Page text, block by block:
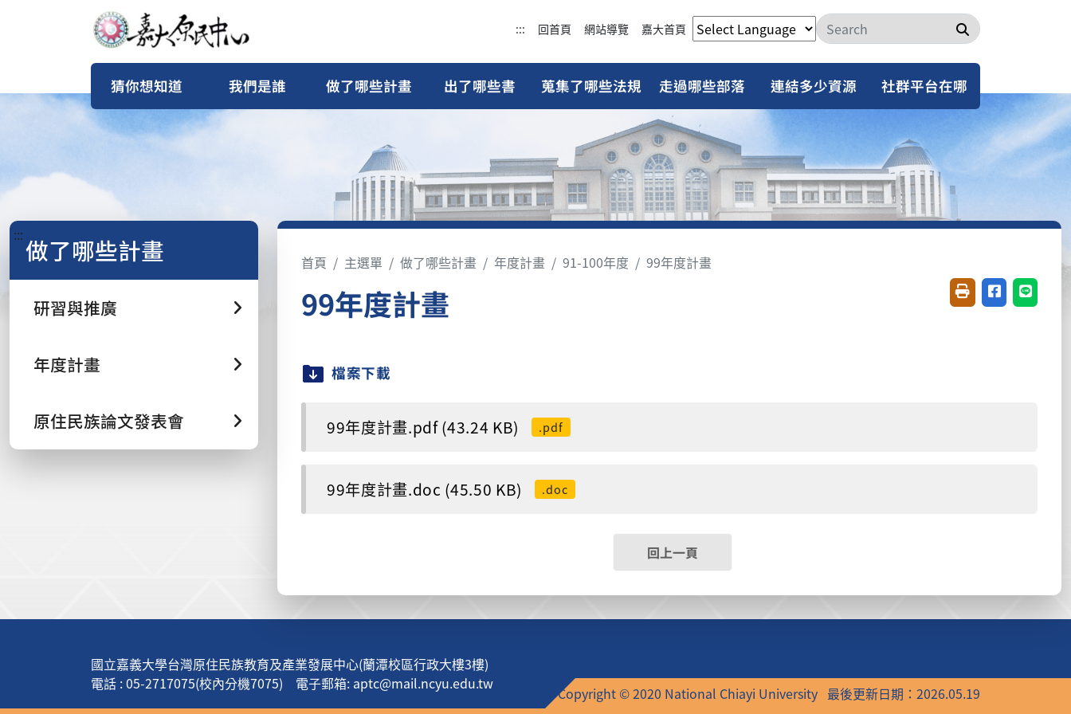
::: 回首頁 網站導覽 嘉大首頁 搜尋
猜你想知道 我們是誰 做了哪些計畫 出了哪些書 蒐集了哪些法規 走過哪些部落 連結多少資源 社群平台在哪
:::做了哪些計畫
研習與推廣
年度計畫
原住民族論文發表會
首頁 主選單 做了哪些計畫 年度計畫 91-100年度 99年度計畫
99年度計畫 友善列印(開新視窗)
分享至臉書(
分享至
檔案下載
99年度計畫.pdf (43.24 KB) .pdf
99年度計畫.doc (45.50 KB) .doc
回上一頁
國立嘉義大學台灣原住民族教育及產業發展中心(蘭潭校區行政大樓3樓)
電話 : 05-2717075(校內分機7075) 電子郵箱: aptc@mail.ncyu.edu.tw
Copyright © 2020 National Chiayi University 最後更新日期：2026.05.19